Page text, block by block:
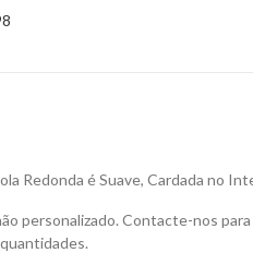
Redonda é Suave, Cardada no
personalizado. Contacte-nos